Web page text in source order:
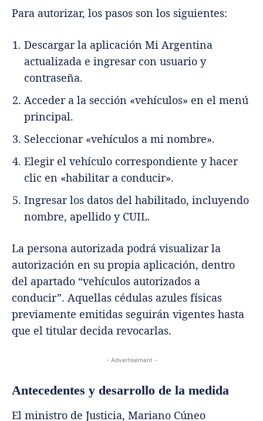
Para autorizar, los pasos son los siguientes:
Descargar la aplicación Mi Argentina
actualizada e ingresar con usuario y
contraseña.
Acceder a la sección «vehículos» en el menú
principal.
Seleccionar «vehículos a mi nombre».
Elegir el vehículo correspondiente y hacer
clic en «habilitar a conducir».
Ingresar los datos del habilitado, incluyendo
nombre, apellido y CUIL.
La persona autorizada podrá visualizar la
autorización en su propia aplicación, dentro
del apartado “vehículos autorizados a
conducir”. Aquellas cédulas azules físicas
previamente emitidas seguirán vigentes hasta
que el titular decida revocarlas.
- Advertisement -
Antecedentes y desarrollo de la medida
El ministro de Justicia, Mariano Cúneo